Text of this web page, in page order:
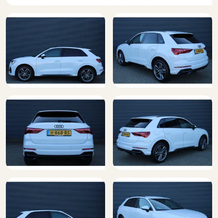
Elektronisch Stabiliteits Programma
Extra getint glas achter
Geluidsisolerend glas
Glas, donker getint (privacy glas) (QL5)
Hemelbekleding donker
Hill hold functie
Koplampen adaptief
LED achterlichten
LED dagrijverlichting
Lendensteunen vóór, elektrisch verstelbaar (7P1)
Lichtmetalen velgen 18"
Metalliclak
Multimedia-voorbereiding